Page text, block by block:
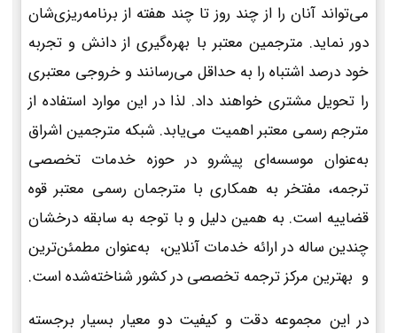
می‌تواند آنان را از چند روز تا چند هفته از برنامه‌ریزی‌شان
دور نماید. مترجمین معتبر با بهره‌گیری از دانش و تجربه
خود درصد اشتباه را به حداقل می‌رسانند و خروجی معتبری
را تحویل مشتری خواهند داد. لذا در این موارد استفاده از
مترجم رسمی معتبر اهمیت می‌یابد. شبکه مترجمین اشراق
به‌عنوان موسسه‌ای پیشرو در حوزه خدمات تخصصی
ترجمه، مفتخر به همکاری با مترجمان رسمی معتبر قوه
قضاییه است. به همین دلیل و با توجه به سابقه درخشان
چندین ساله در ارائه خدمات آنلاین، به‌عنوان مطمئن‌ترین
و بهترین مرکز ترجمه تخصصی در کشور شناخته‌شده است.
در این مجموعه دقت و کیفیت دو معیار بسیار برجسته